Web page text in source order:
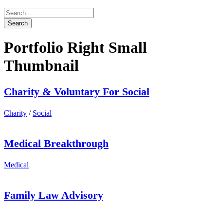
Portfolio Right Small
Thumbnail
Charity & Voluntary For Social
Charity / Social
Medical Breakthrough
Medical
Family Law Advisory